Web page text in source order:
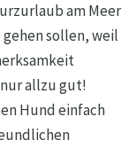
am Meer
gehen sollen, weil
allzu gut!
Hund einfach